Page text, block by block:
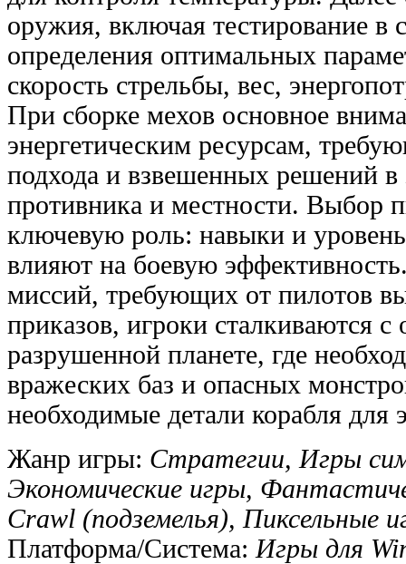
оружия, включая тестирование в
определения оптимальных
скорость стрельбы, вес,
При сборке мехов основное
энергетическим ресурсам,
подхода и взвешенных решений в
противника и местности. Выбор
ключевую роль: навыки и
влияют на боевую
миссий, требующих от пилотов
приказов, игроки сталкиваются с
разрушенной планете, где
вражеских баз и опасных
необходимые детали корабля для
Жанр игры: Стратегии, Игры
Экономические игры,
Crawl (подземелья), Пиксельные
Платформа/Система: Игры для